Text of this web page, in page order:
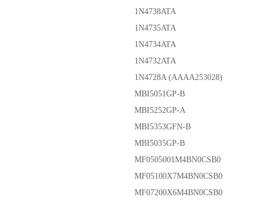
1N4738ATA
1N4735ATA
1N4734ATA
1N4732ATA
1N4728A (AAAA253028)
MBI5051GP-B
MBI5252GP-A
MBI5353GFN-B
MBI5035GP-B
MF0505001M4BN0CSB0
MF05100X7M4BN0CSB0
MF07200X6M4BN0CSB0